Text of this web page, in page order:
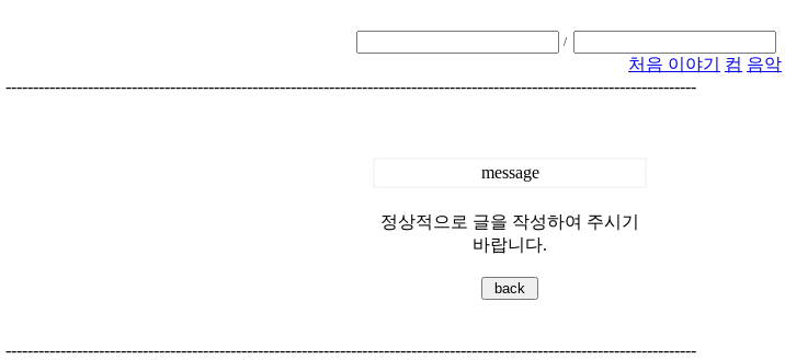
/
처음 이야기 컴 음악
------------------------------------------------------------------------------------------------------------------------------
message
정상적으로 글을 작성하여 주시기
바랍니다.
------------------------------------------------------------------------------------------------------------------------------